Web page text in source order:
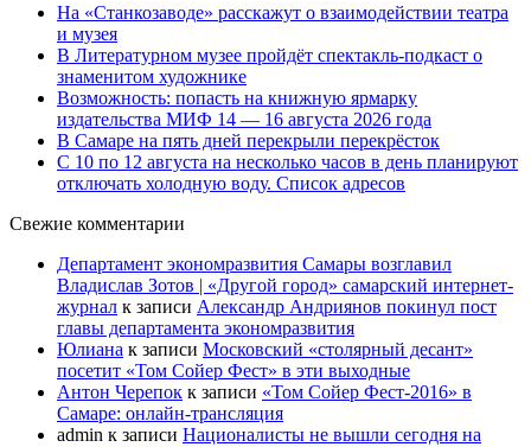
На «Станкозаводе» расскажут о взаимодействии театра
и музея
В Литературном музее пройдёт спектакль-подкаст о
знаменитом художнике
Возможность: попасть на книжную ярмарку
издательства МИФ 14 — 16 августа 2026 года
В Самаре на пять дней перекрыли перекрёсток
С 10 по 12 августа на несколько часов в день планируют
отключать холодную воду. Список адресов
Свежие комментарии
Департамент экономразвития Самары возглавил
Владислав Зотов | «Другой город» самарский интернет-
журнал к записи Александр Андриянов покинул пост
главы департамента экономразвития
Юлиана к записи Московский «столярный десант»
посетит «Том Сойер Фест» в эти выходные
Антон Черепок к записи «Том Сойер Фест-2016» в
Самаре: онлайн-трансляция
admin к записи Националисты не вышли сегодня на